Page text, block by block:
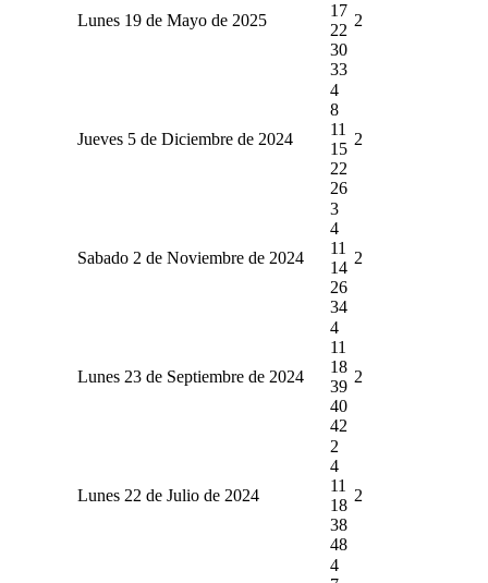
Lunes 19 de Mayo de 2025
17
22
30
33
2
Jueves 5 de Diciembre de 2024
4
8
11
15
22
26
2
Sabado 2 de Noviembre de 2024
3
4
11
14
26
34
2
Lunes 23 de Septiembre de 2024
4
11
18
39
40
42
2
Lunes 22 de Julio de 2024
2
4
11
18
38
48
2
4